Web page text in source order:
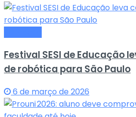
Festival SESI de Educação
de robótica para São Paulo
6 de março de 2026